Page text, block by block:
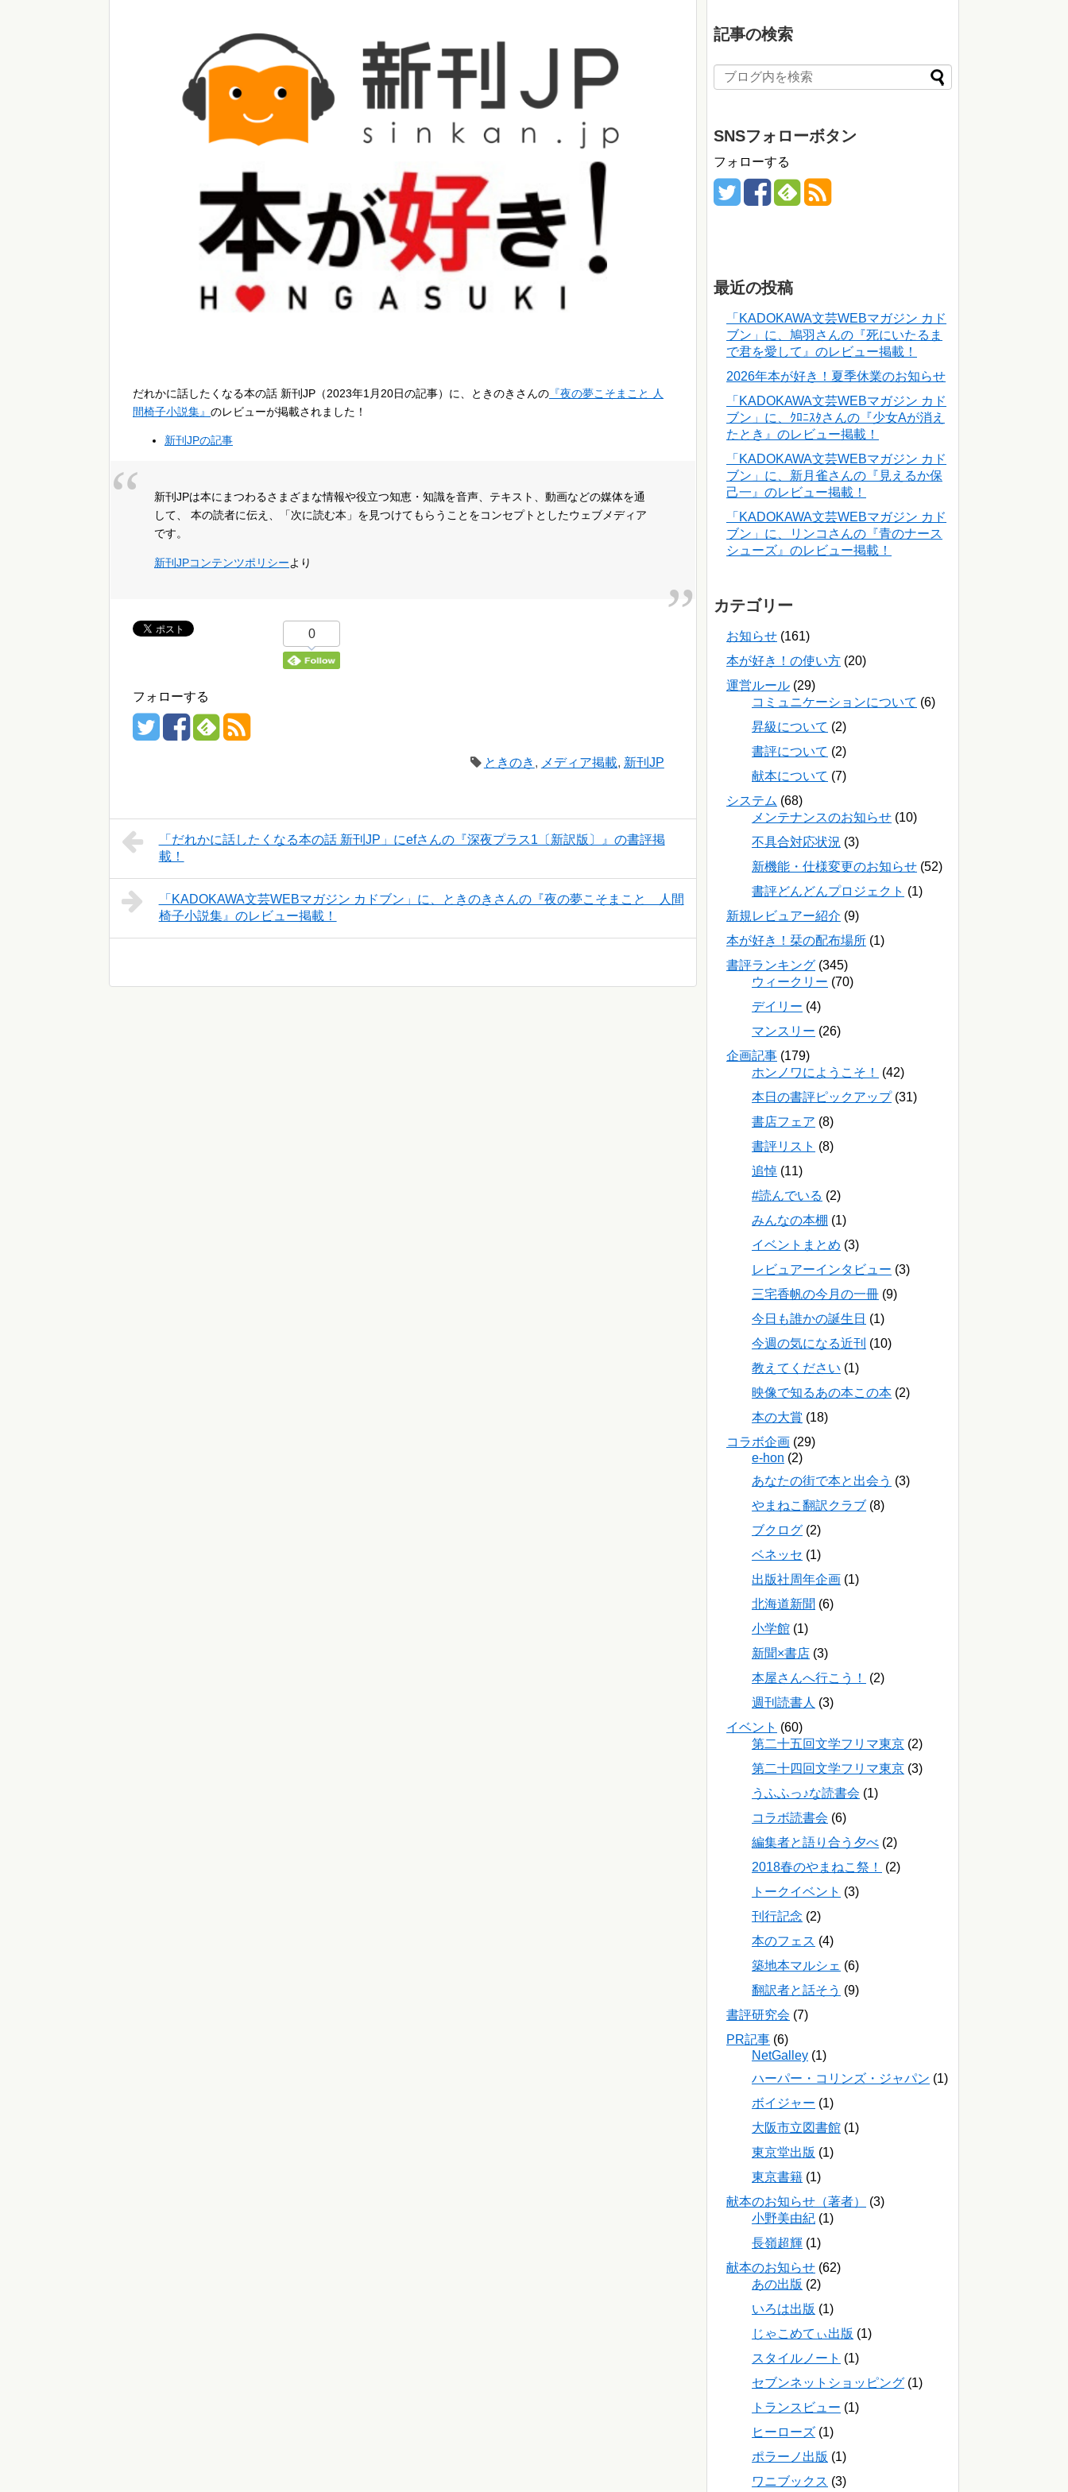
だれかに話したくなる本の話 新刊JP（2023年1月20日の記事）に、ときのきさんの 『夜の夢こそまこと 人
間椅子小説集』 のレビューが掲載されました！
新刊JPの記事
新刊JPは本にまつわるさまざまな情報や役立つ知恵・知識を音声、テキスト、動画などの媒体を通
して、 本の読者に伝え、「次に読む本」を見つけてもらうことをコンセプトとしたウェブメディア
です。
新刊JPコンテンツポリシーより
0
フォローする
ときのき , メディア掲載, 新刊JP
「だれかに話したくなる本の話 新刊JP」にefさんの『深夜プラス1〔新訳版〕』の書評掲
載！
「KADOKAWA文芸WEBマガジン カドブン」に、ときのきさんの『夜の夢こそまこと 人間
椅子小説集』のレビュー掲載！
記事の検索
SNSフォローボタン
フォローする
最近の投稿
「KADOKAWA文芸WEBマガジン カド
ブン」に、鳩羽さんの『死にいたるま
で君を愛して』のレビュー掲載！
2026年本が好き！夏季休業のお知らせ
「KADOKAWA文芸WEBマガジン カド
ブン」に、ｸﾛﾆｽﾀさんの『少女Aが消え
たとき』のレビュー掲載！
「KADOKAWA文芸WEBマガジン カド
ブン」に、新月雀さんの『見えるか保
己一』のレビュー掲載！
「KADOKAWA文芸WEBマガジン カド
ブン」に、リンコさんの『青のナース
シューズ』のレビュー掲載！
カテゴリー
お知らせ (161)
本が好き！の使い方 (20)
運営ルール (29)
コミュニケーションについて (6)
昇級について (2)
書評について (2)
献本について (7)
システム (68)
メンテナンスのお知らせ (10)
不具合対応状況 (3)
新機能・仕様変更のお知らせ (52)
書評どんどんプロジェクト (1)
新規レビュアー紹介 (9)
本が好き！栞の配布場所 (1)
書評ランキング (345)
ウィークリー (70)
デイリー (4)
マンスリー (26)
企画記事 (179)
ホンノワにようこそ！
(42)
本日の書評ピックアップ(31)
書店フェア (8)
書評リスト (8)
追悼 (11)
#読んでいる (2)
みんなの本棚 (1)
イベントまとめ (3)
レビュアーインタビュー (3)
三宅香帆の今月の一冊 (9)
今日も誰かの誕生日 (1)
今週の気になる近刊 (10)
教えてください (1)
映像で知るあの本この本 (2)
本の大賞 (18)
コラボ企画 (29)
e-hon (2)
あなたの街で本と出会う (3)
やまねこ翻訳クラブ (8)
ブクログ (2)
ベネッセ (1)
出版社周年企画 (1)
北海道新聞 (6)
小学館 (1)
新聞×書店 (3)
本屋さんへ行こう！
(2)
週刊読書人 (3)
イベント (60)
第二十五回文学フリマ東京 (2)
第二十四回文学フリマ東京 (3)
うふふっ♪な読書会 (1)
コラボ読書会 (6)
編集者と語り合う夕べ (2)
2018春のやまねこ祭！
(2)
トークイベント (3)
刊行記念 (2)
本のフェス (4)
築地本マルシェ (6)
翻訳者と話そう (9)
書評研究会 (7)
PR記事 (6)
NetGalley (1)
ハーパー・コリンズ・ジャパン (1)
ボイジャー (1)
大阪市立図書館 (1)
東京堂出版 (1)
東京書籍 (1)
献本のお知らせ（著者）
(3)
小野美由紀 (1)
長嶺超輝 (1)
献本のお知らせ (62)
あの出版 (2)
いろは出版 (1)
じゃこめてぃ出版 (1)
スタイルノート (1)
セブンネットショッピング (1)
トランスビュー (1)
ヒーローズ (1)
ポラーノ出版 (1)
ワニブックス (3)